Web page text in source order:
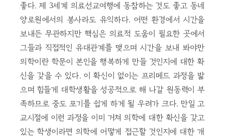
좋다. 제 3세계 의료선교여행에 동참하는 것도 좋고 동네
양로원에서의 봉사라도 유익하다. 어떤 환경에서 시간을
보내든 무관하지만 핵심은 의료적 도움이 필요한 곳에서
그들과 직접적인 유대관계를 맺으며 시간을 보내 봐야만
의학이란 학문이 본인을 행복하게 만들 것인지에 대한 확
신을 갖을 수 있다. 이 확신이 없이는 프리메드 과정을 밞
으며 힘들게 대학생활을 성공적으로 해 나갈 원동력이 부
족하므로 중도 포기를 쉽게 하게 될 우려가 크다. 만일 고
교시절에 이런 과정을 이미 거쳐 의학에 대한 확신을 갖고
있는 학생이라면 의학에 어떻게 접근할 것인지에 대한 개